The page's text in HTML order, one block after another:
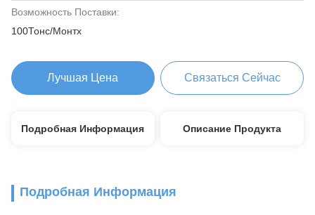
Возможность Поставки:
100Тонс/Монтх
Лучшая Цена Связаться Сейчас
Подробная Информация Описание Продукта
Подробная Информация